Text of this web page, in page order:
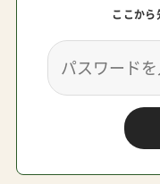
楽天市場で探す
値·安心の購入術
ドのジュールズ。
インターナショナ
務めている直接試
ここから